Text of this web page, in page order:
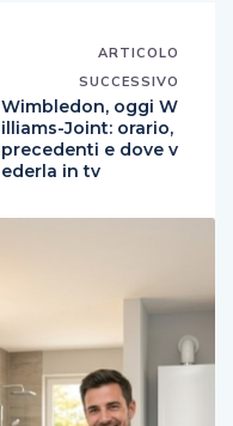
ARTICOLO
SUCCESSIVO
Wimbledon, oggi W
illiams-Joint: orario,
precedenti e dove v
ederla in tv